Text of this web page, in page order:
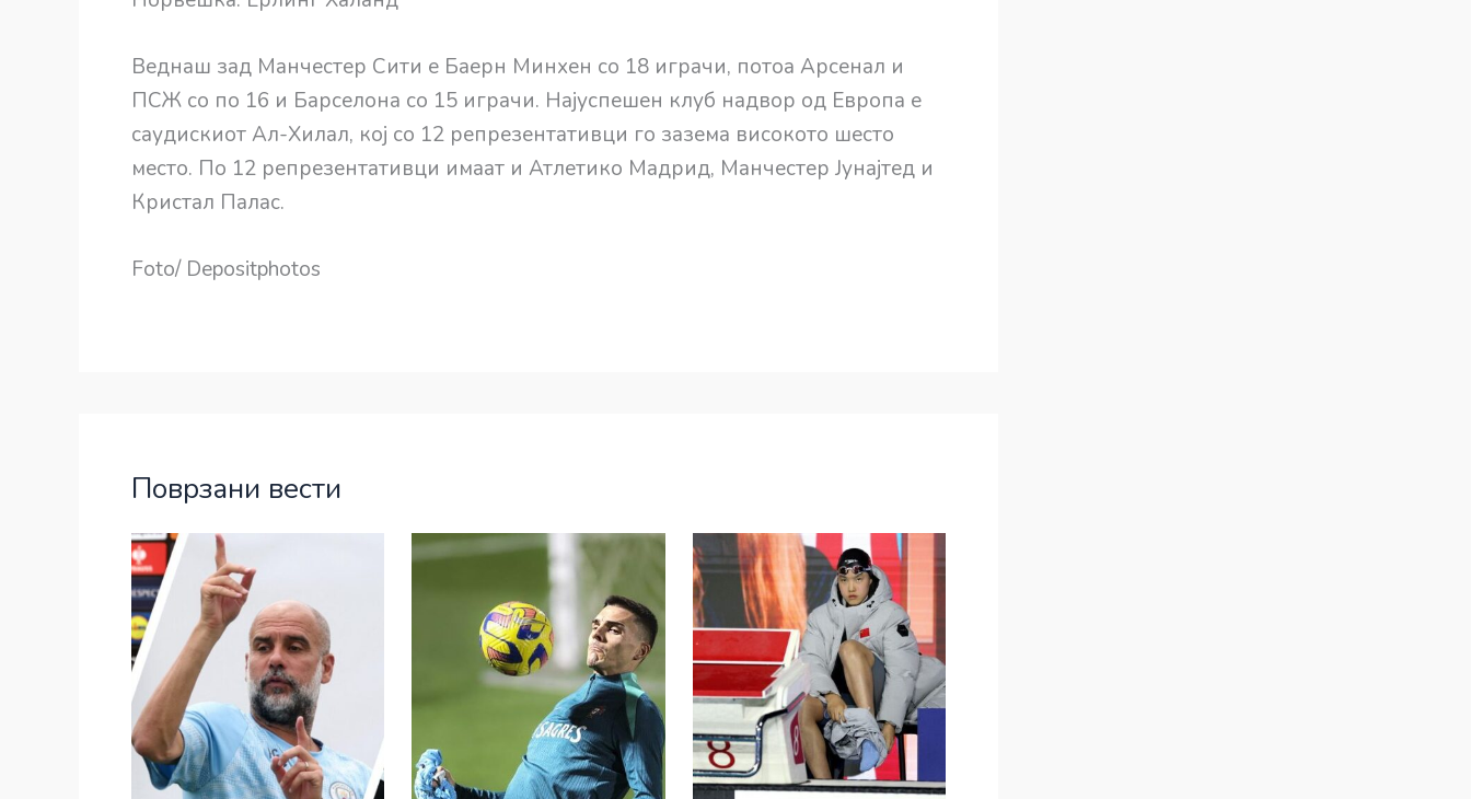
Веднаш зад Манчестер Сити е Баерн Минхен со 18 играчи, потоа Арсенал и
ПСЖ со по 16 и Барселона со 15 играчи. Најуспешен клуб надвор од Европа е
саудискиот Ал-Хилал, кој со 12 репрезентативци го зазема високото шесто
место. По 12 репрезентативци имаат и Атлетико Мадрид, Манчестер Јунајтед и
Кристал Палас.
Foto/ Depositphotos
Поврзани вести